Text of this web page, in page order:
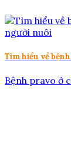
Tìm hiểu về
Bệnh pravo ở